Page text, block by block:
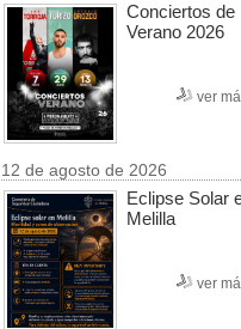
Conciertos de
Verano 2026
ver
12 de agosto de 2026
Eclipse Solar
Melilla
ver